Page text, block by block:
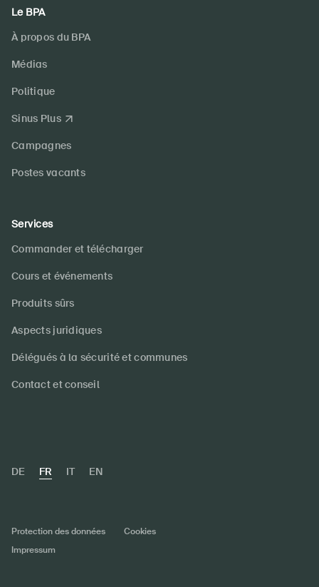
Page d'accueil
Le BPA
À propos du BPA
Médias
Politique
Sinus Plus
Campagnes
Postes vacants
Services
Commander et télécharger
Cours et événements
Produits sûrs
Aspects juridiques
Délégués à la sécurité et communes
Contact et conseil
DE FR IT EN
Protection des données
Cookies
Impressum